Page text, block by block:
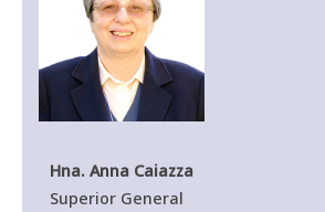
Hna. Anna Caiazza
Superior General